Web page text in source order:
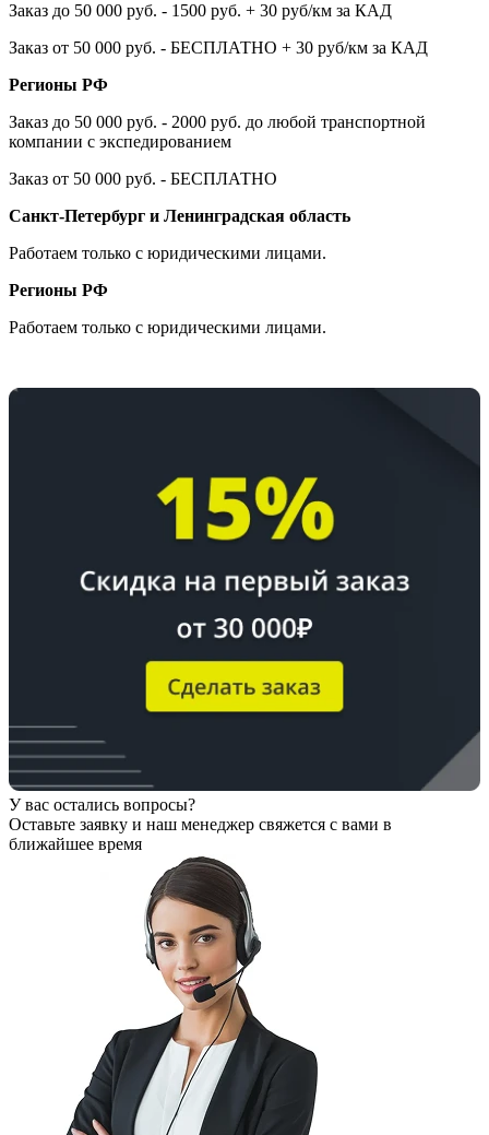
Заказ до 50 000 руб. - 1500 руб. + 30 руб/км за КАД
Заказ от 50 000 руб. - БЕСПЛАТНО + 30 руб/км за КАД
Регионы РФ
Заказ до 50 000 руб. - 2000 руб. до любой транспортной
компании с экспедированием
Заказ от 50 000 руб. - БЕСПЛАТНО
Санкт-Петербург и Ленинградская область
Работаем только с юридическими лицами.
Регионы РФ
Работаем только с юридическими лицами.
У вас остались вопросы?
Оставьте заявку и наш менеджер свяжется с вами в
ближайшее время